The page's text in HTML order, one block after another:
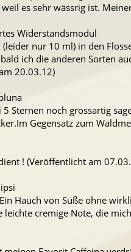
es sehr wässrig ist.
Widerstandsmodul
nur 10 ml) in den
ich die anderen Sorten
20.03.12)
Sternen noch grossartig
Gegensatz zum
! (Veröffentlicht am
Hauch von Süße ohne
leichte cremige Note, die